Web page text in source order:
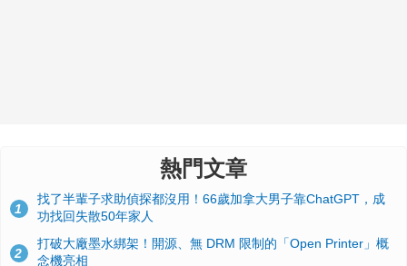
熱門文章
1
找了半輩子求助偵探都沒用！66歲加拿大男子靠ChatGPT，成
功找回失散50年家人
2
打破大廠墨水綁架！開源、無 DRM 限制的「Open Printer」概
念機亮相